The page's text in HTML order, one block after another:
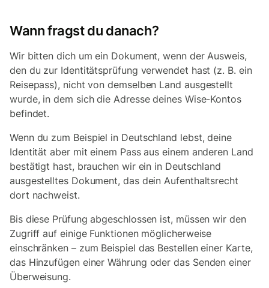
Wann fragst du danach?
Wir bitten dich um ein Dokument, wenn der Ausweis,
den du zur Identitätsprüfung verwendet hast (z. B. ein
Reisepass), nicht von demselben Land ausgestellt
wurde, in dem sich die Adresse deines Wise-Kontos
befindet.
Wenn du zum Beispiel in Deutschland lebst, deine
Identität aber mit einem Pass aus einem anderen Land
bestätigt hast, brauchen wir ein in Deutschland
ausgestelltes Dokument, das dein Aufenthaltsrecht
dort nachweist.
Bis diese Prüfung abgeschlossen ist, müssen wir den
Zugriff auf einige Funktionen möglicherweise
einschränken – zum Beispiel das Bestellen einer Karte,
das Hinzufügen einer Währung oder das Senden einer
Überweisung.